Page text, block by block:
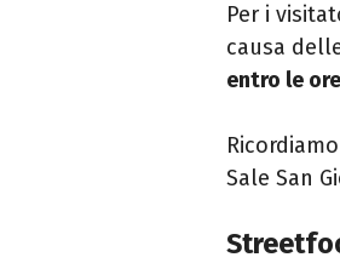
Per i
causa
entro le
Sale San